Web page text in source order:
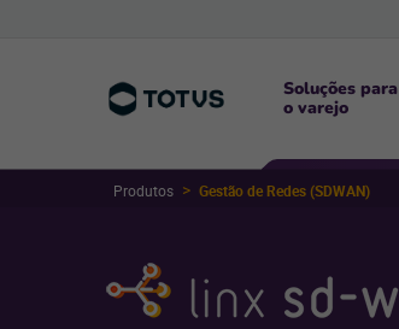
Soluções para
o varejo
Produtos Gestão de Redes (SDWAN)